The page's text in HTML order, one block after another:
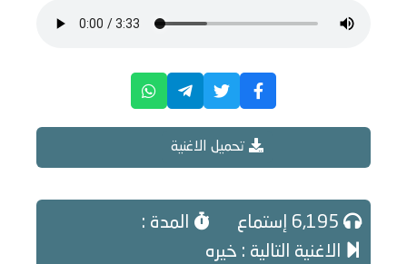
تحميل الاغنية
المدة :
الاغنية التالية : خيره